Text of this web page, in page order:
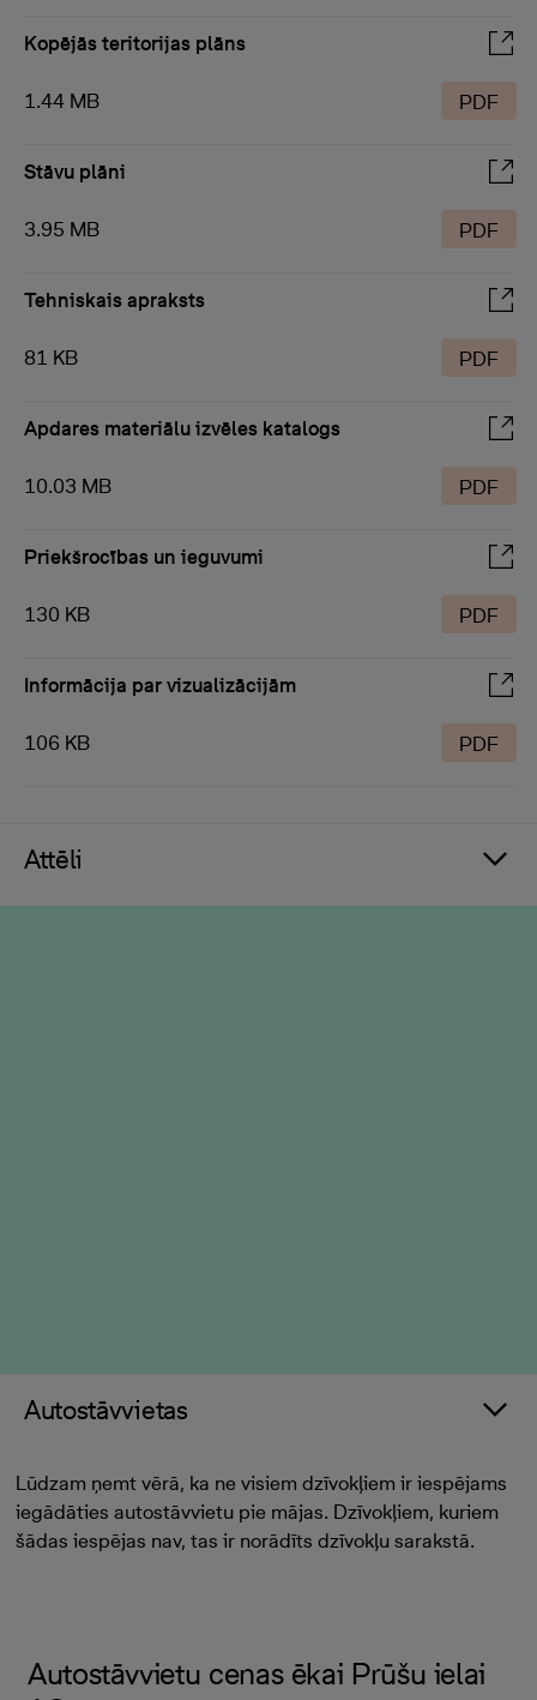
Kopējās teritorijas plāns
1.44 MB PDF
Stāvu plāni
3.95 MB PDF
Tehniskais apraksts
81 KB PDF
Apdares materiālu izvēles katalogs
10.03 MB PDF
Priekšrocības un ieguvumi
130 KB PDF
Informācija par vizualizācijām
106 KB PDF
Attēli
Autostāvvietas
Lūdzam ņemt vērā, ka ne visiem dzīvokļiem ir iespējams
iegādāties autostāvvietu pie mājas. Dzīvokļiem, kuriem
šādas iespējas nav, tas ir norādīts dzīvokļu sarakstā.
Autostāvvietu cenas ēkai Prūšu ielai